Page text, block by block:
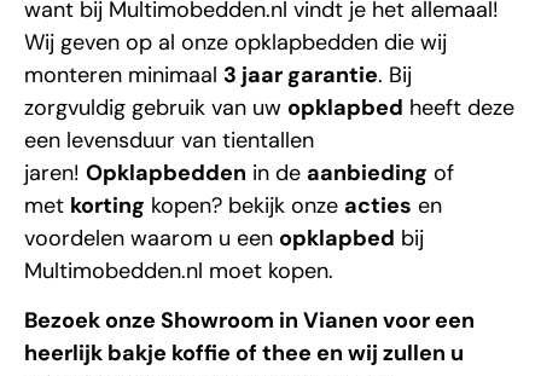
Wij geven op al onze opklapbedden die wij
monteren minimaal3 jaar garantie . Bij
zorgvuldig gebruik van uwopklapbedheeft deze
een levensduur van tientallen
jaren!Opklapbeddenin deaanbieding
metkortingkopen? bekijk onzeactiesen
voordelen waarom u eenopklapbedbij
Multimobedden.nlmoet kopen.
heerlijk bakje koffie of thee en wij zullen u
geheel vrijblijvend te woord staan!